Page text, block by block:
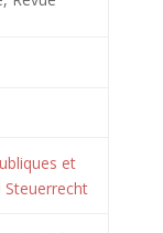
et
Steuerrecht